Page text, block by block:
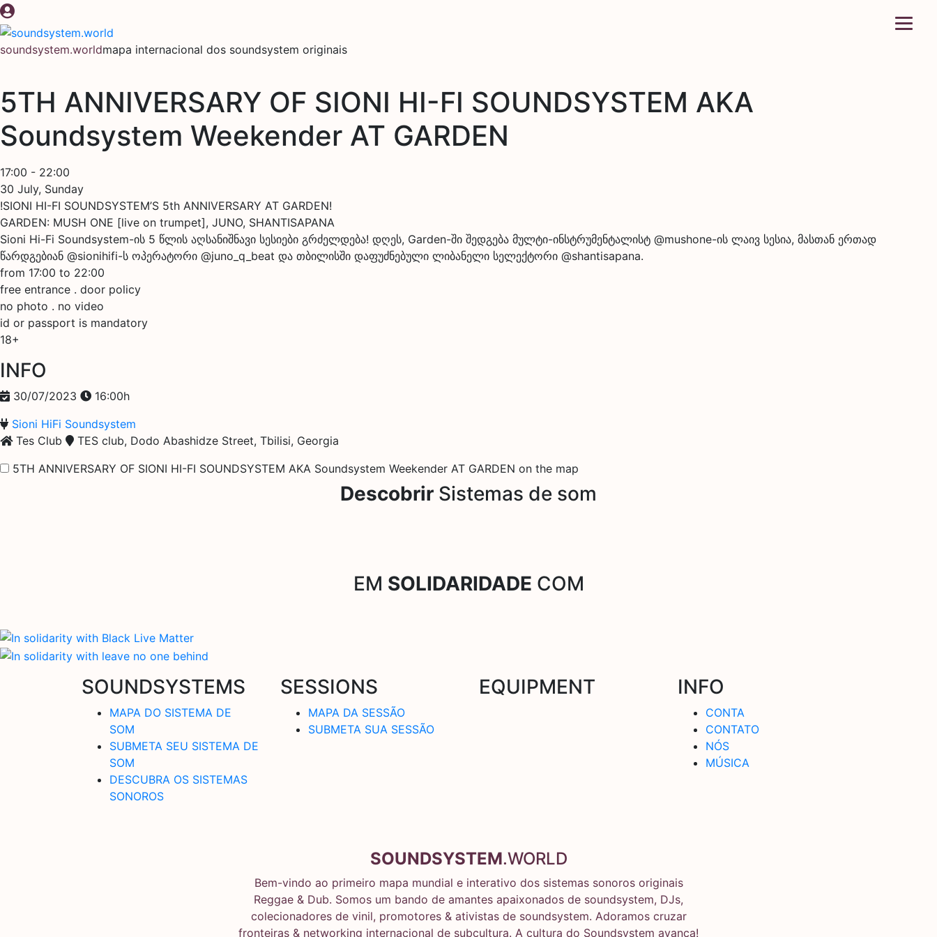
Pular
para
conteúdo
soundsystem.worldmapa internacional dos soundsystem originais
5TH ANNIVERSARY OF SIONI HI-FI SOUNDSYSTEM AKA
Soundsystem Weekender AT GARDEN
17:00 - 22:00
30 July, Sunday
!SIONI HI-FI SOUNDSYSTEM’S 5th ANNIVERSARY AT GARDEN!
GARDEN: MUSH ONE [live on trumpet], JUNO, SHANTISAPANA
Sioni Hi-Fi Soundsystem-ის 5 წლის აღსანიშნავი სესიები გრძელდება! დღეს, Garden-ში შედგება მულტი-ინსტრუმენტალისტ @mushone-ის ლაივ სესია, მასთან ერთად
წარდგებიან @sionihifi-ს ოპერატორი @juno_q_beat და თბილისში დაფუძნებული ლიბანელი სელექტორი @shantisapana.
from 17:00 to 22:00
free entrance . door policy
no photo . no video
id or passport is mandatory
18+
INFO
30/07/2023
16:00h
Sioni HiFi Soundsystem
Tes Club
TES club, Dodo Abashidze Street, Tbilisi, Georgia
5TH ANNIVERSARY OF SIONI HI-FI SOUNDSYSTEM AKA Soundsystem Weekender AT GARDEN on the map
Descobrir Sistemas de som
EM SOLIDARIDADE COM
SOUNDSYSTEMS
MAPA DO SISTEMA DE
SOM
SUBMETA SEU SISTEMA DE
SOM
DESCUBRA OS SISTEMAS
SONOROS
SESSIONS
MAPA DA SESSÃO
SUBMETA SUA SESSÃO
EQUIPMENT INFO
CONTA
CONTATO
NÓS
MÚSICA
SOUNDSYSTEM.WORLD
Bem-vindo ao primeiro mapa mundial e interativo dos sistemas sonoros originais
Reggae & Dub. Somos um bando de amantes apaixonados de soundsystem, DJs,
colecionadores de vinil, promotores & ativistas de soundsystem. Adoramos cruzar
fronteiras & networking internacional de subcultura. A cultura do Soundsystem avança!